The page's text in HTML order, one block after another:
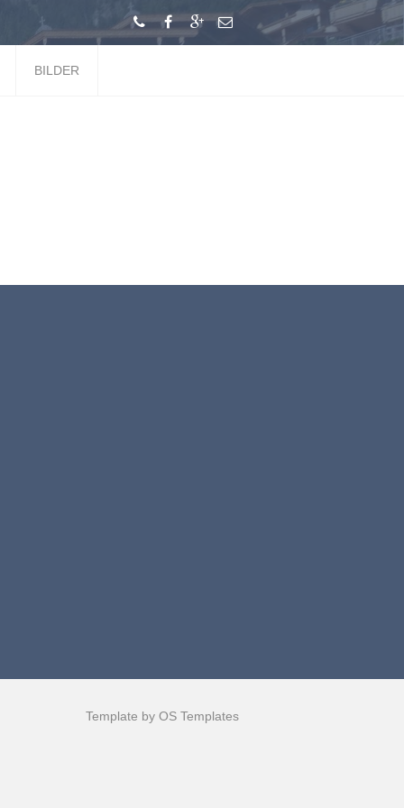
BILDER
Template by OS Templates